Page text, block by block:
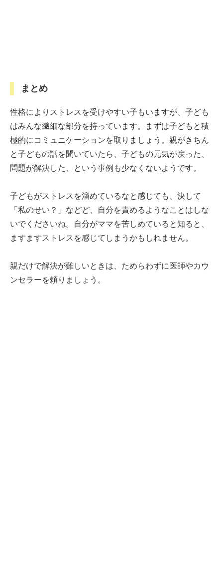
まとめ
性格によりストレスを受けやすい子もいますが、子ども
はみんな繊細な部分を持っています。まずは子どもと積
極的にコミュニケーションを取りましょう。親がきちん
と子どもの話を聞いていたら、子どもの元気が戻った、
問題が解決した、という事例も少なくないようです。
子どもがストレスを溜めているなと感じても、決して
「私のせい？」などど、自分を責めるようなことはしな
いでくださいね。自分がママを苦しめていると知ると、
ますますストレスを感じてしまうかもしれません。
親だけで解決が難しいときは、ためらわずに医師やカウ
ンセラーを頼りましょう。